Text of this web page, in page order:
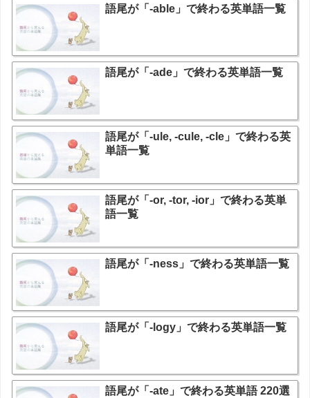
語尾が「-able」で終わる英単語一覧
語尾が「-ade」で終わる英単語一覧
語尾が「-ule, -cule, -cle」で終わる英
単語一覧
語尾が「-or, -tor, -ior」で終わる英単
語一覧
語尾が「-ness」で終わる英単語一覧
語尾が「-logy」で終わる英単語一覧
語尾が「-ate」で終わる英単語 220選